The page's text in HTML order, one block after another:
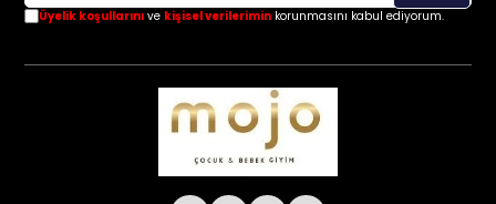
Üyelik koşullarını ve kişisel verilerimin korunmasını kabul ediyorum.